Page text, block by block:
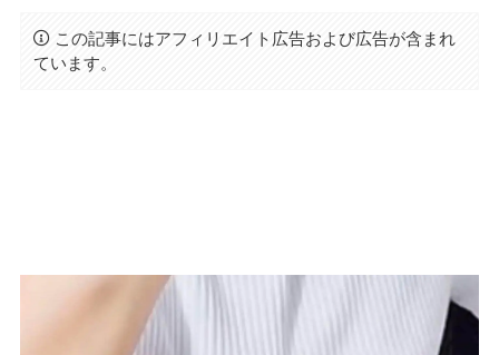
この記事にはアフィリエイト広告および広告が含まれ
ています。